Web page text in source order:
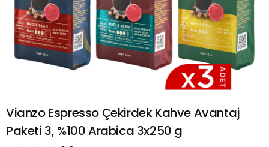
Vianzo Espresso Çekirdek Kahve Avantaj
Paketi 3, %100 Arabica 3x250 g